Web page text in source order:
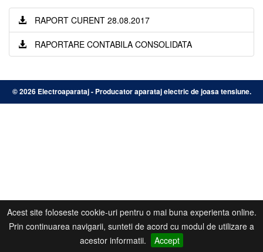
Acest site foloseste cookie-uri pentru o mai buna experienta online.
Prin continuarea navigarii, sunteti de acord cu modul de utilizare a
acestor informatii.
Accept
RAPORT CURENT 28.08.2017
RAPORTARE CONTABILA CONSOLIDATA
©2026 Electroaparataj - Producator aparataj electric de joasa tensiune.